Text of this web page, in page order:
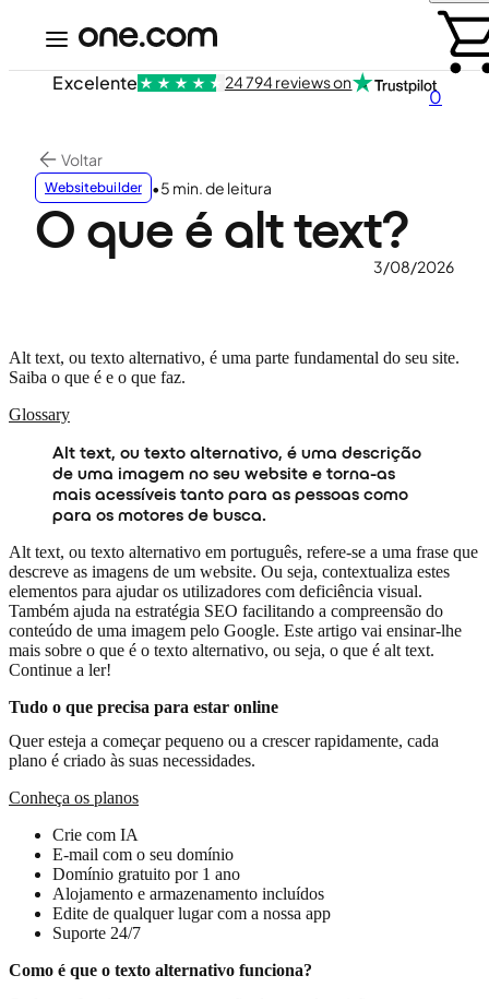
0
Excelente 24 794 reviews on
Voltar
Websitebuilder •5 min. de leitura
O que é alt text?
3/08/2026
Alt text, ou texto alternativo, é uma parte fundamental do seu site.
Saiba o que é e o que faz.
Glossary
Alt text, ou texto alternativo, é uma descrição
de uma imagem no seu website e torna-as
mais acessíveis tanto para as pessoas como
para os motores de busca.
Alt text, ou texto alternativo em português, refere-se a uma frase que
descreve as imagens de um website. Ou seja, contextualiza estes
elementos para ajudar os utilizadores com deficiência visual.
Também ajuda na estratégia SEO facilitando a compreensão do
conteúdo de uma imagem pelo Google. Este artigo vai ensinar-lhe
mais sobre o que é o texto alternativo, ou seja, o que é alt text.
Continue a ler!
Tudo o que precisa para estar online
Quer esteja a começar pequeno ou a crescer rapidamente, cada
plano é criado às suas necessidades.
Conheça os planos
Crie com IA
E-mail com o seu domínio
Domínio gratuito por 1 ano
Alojamento e armazenamento incluídos
Edite de qualquer lugar com a nossa app
Suporte 24/7
Como é que o texto alternativo funciona?